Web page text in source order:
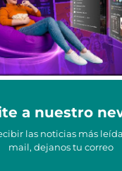
a nuestro
las noticias más
mail, dejanos tu correo